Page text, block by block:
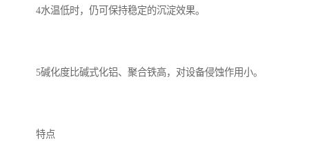
4水温低时，仍可保持稳定的沉淀效果。
5碱化度比碱式化铝、聚合铁高，对设备侵蚀作用小。
特点